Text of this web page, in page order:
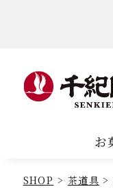
お
SHOP 茶道具